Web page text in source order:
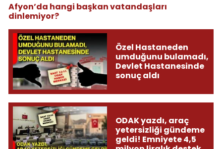
Afyon’da hangi başkan vatandaşları
dinlemiyor?
Özel Hastaneden
umduğunu bulamadı,
Devlet Hastanesinde
sonuç aldı
ODAK yazdı, araç
yetersizliği gündeme
geldi! Emniyete 4,5